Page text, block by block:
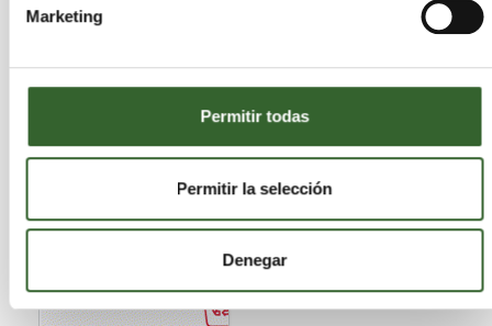
Marketing
Permitir todas
Permitir la selección
Denegar